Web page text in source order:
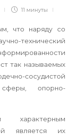
11 минуты
что наряду со
технический
так называемых
сосудистой
сферы, опорно-
характерным
является их